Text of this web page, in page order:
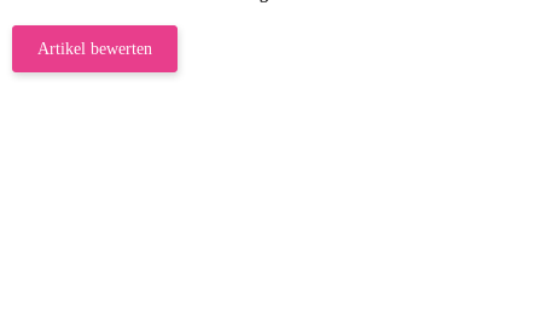
Artikel bewerten